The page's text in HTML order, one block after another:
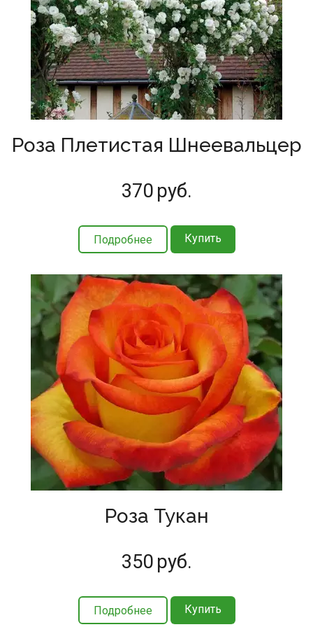
Роза Плетистая Шнеевальцер
370 руб.
Подробнее Купить
Роза Тукан
350 руб.
Подробнее Купить